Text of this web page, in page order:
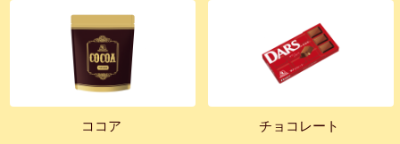
ココア チョコレート